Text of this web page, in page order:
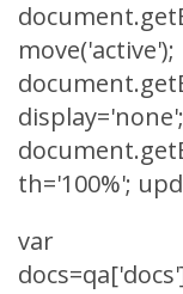
move('active');
display='none';
th='100%';
var